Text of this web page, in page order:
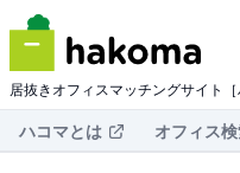
居抜きオフィスマッチングサイト［
ハコマとは オフィス